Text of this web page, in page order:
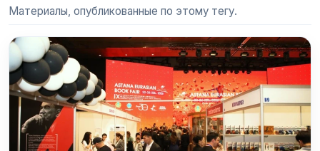
Материалы, опубликованные по этому тегу.